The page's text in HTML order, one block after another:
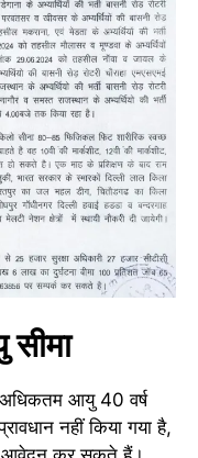
सीमा
आयु 40 वर्ष
नहीं किया गया है,